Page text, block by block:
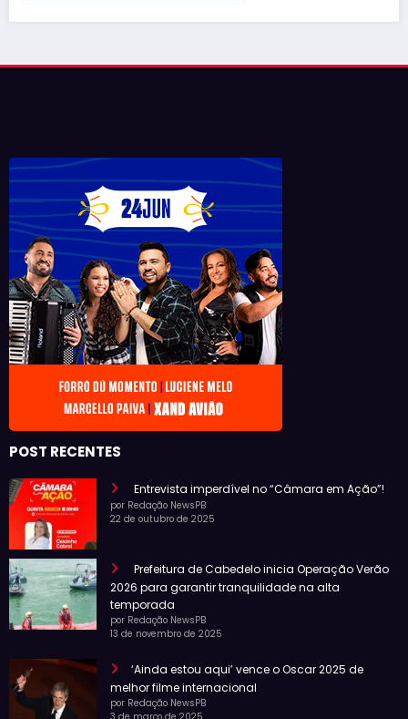
POST RECENTES
Entrevista imperdível no “Câmara em Ação”!
por Redação NewsPB
22 de outubro de 2025
Prefeitura de Cabedelo inicia Operação Verão
2026 para garantir tranquilidade na alta
temporada
por Redação NewsPB
13 de novembro de 2025
‘Ainda estou aqui’ vence o Oscar 2025 de
melhor filme internacional
por Redação NewsPB